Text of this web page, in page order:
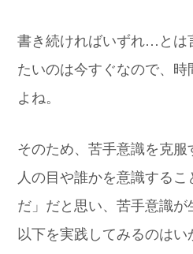
書き続ければいずれ…とは
たいのは今すぐなので、
よね。
そのため、苦手意識を克
人の目や誰かを意識する
だ」だと思い、苦手意識が
以下を実践してみるのはい